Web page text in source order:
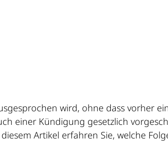
wird, ohne dass vorher
einer Kündigung gesetzlich
Artikel erfahren Sie, welche